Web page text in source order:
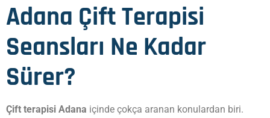
Adana Çift Terapisi
Seansları Ne Kadar
Sürer?
Çift terapisi Adana içinde çokça aranan konulardan biri.